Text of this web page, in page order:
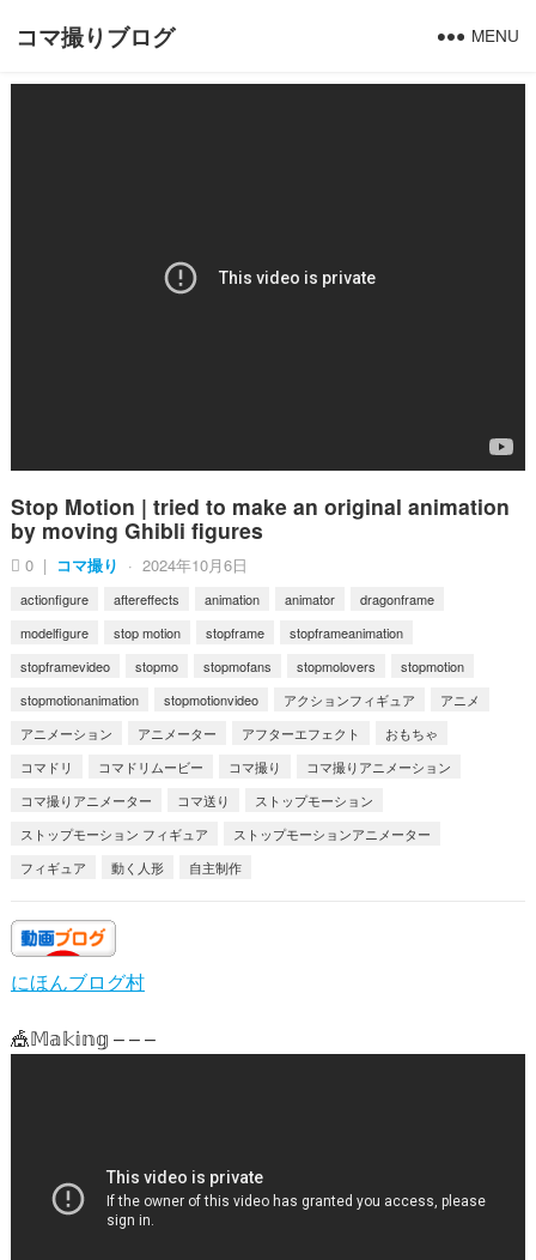
コマ撮りブログ MENU
Stop Motion | tried to make an original animation
by moving Ghibli figures
0 | コマ撮り · 2024年10月6日
actionfigure aftereffects animation animator
dragonframe
modelfigure
stop motion stopframe
stopframeanimation
stopframevideo
stopmo stopmofans stopmolovers
stopmotion
stopmotionanimation
stopmotionvideo アクションフィギュア
アニメ
アニメーション
アニメーター アフターエフェクト
おもちゃ
コマドリ
コマドリムービー コマ撮り
コマ撮りアニメーション
コマ撮りアニメーター
コマ送り
ストップモーション
ストップモーション フィギュア
ストップモーションアニメーター
フィギュア
動く人形 自主制作
にほんブログ村
🎪𝕄𝕒𝕜𝕚𝕟𝕘 – – –